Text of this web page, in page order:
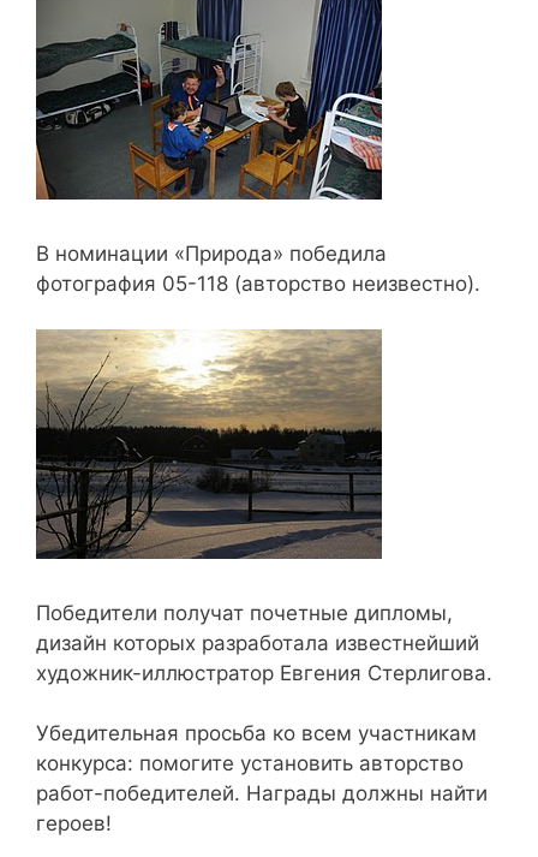
В номинации «Природа» победила
фотография 05-118 (авторство неизвестно).
Победители получат почетные дипломы,
дизайн которых разработала известнейший
художник-иллюстратор Евгения Стерлигова.
Убедительная просьба ко всем участникам
конкурса: помогите установить авторство
работ-победителей. Награды должны найти
героев!